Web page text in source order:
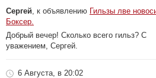
Сергей , к объявлению Гильзы лве
Боксер.
Добрый вечер! Сколько всего гильз? С
уважением, Сергей.
6 Августа, в 20:02